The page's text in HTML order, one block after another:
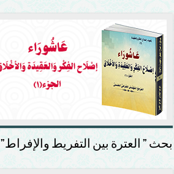
بحث ” العترة بين التفريط والإفراط”